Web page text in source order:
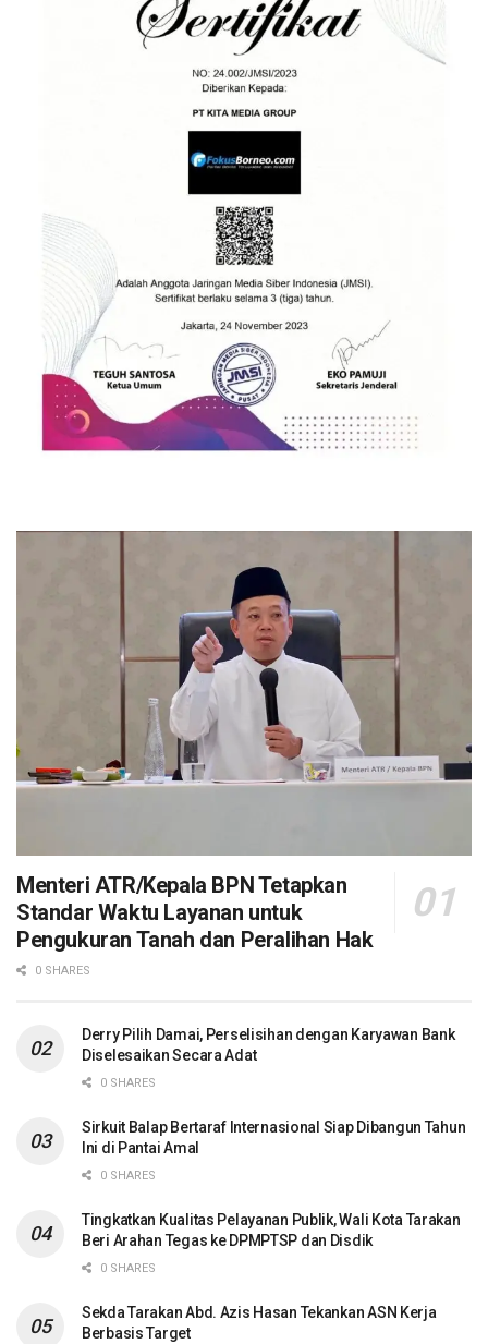
Menteri ATR/Kepala BPN Tetapkan
Standar Waktu Layanan untuk
Pengukuran Tanah dan Peralihan Hak
0 SHARES
Derry Pilih Damai, Perselisihan dengan Karyawan Bank
Diselesaikan Secara Adat
0 SHARES
Sirkuit Balap Bertaraf Internasional Siap Dibangun Tahun
Ini di Pantai Amal
0 SHARES
Tingkatkan Kualitas Pelayanan Publik, Wali Kota Tarakan
Beri Arahan Tegas ke DPMPTSP dan Disdik
0 SHARES
Sekda Tarakan Abd. Azis Hasan Tekankan ASN Kerja
Berbasis Target